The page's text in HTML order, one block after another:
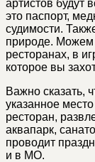
артистов будут
это паспорт,
судимости.
природе. Можем
ресторанах, в
которое вы
Важно сказать,
указанное
ресторан,
аквапарк,
проводит
и в МО.